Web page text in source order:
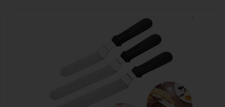
سفارشات